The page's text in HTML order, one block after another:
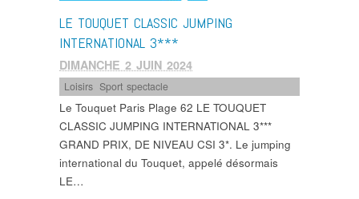
LE TOUQUET CLASSIC JUMPING
INTERNATIONAL 3***
DIMANCHE 2 JUIN 2024
Loisirs ,Sport spectacle
Le Touquet Paris Plage 62 LE TOUQUET
CLASSIC JUMPING INTERNATIONAL 3***
GRAND PRIX, DE NIVEAU CSI 3*. Le jumping
international du Touquet, appelé désormais
LE…